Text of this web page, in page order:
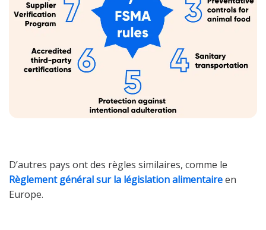
D’autres pays ont des règles similaires, comme le
Règlement général sur la législation alimentaireen
Europe.